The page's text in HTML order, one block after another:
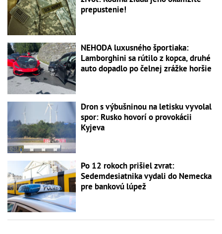
prepustenie!
NEHODA luxusného športiaka:
Lamborghini sa rútilo z kopca, druhé
auto dopadlo po čelnej zrážke horšie
Dron s výbušninou na letisku vyvolal
spor: Rusko hovorí o provokácii
Kyjeva
Po 12 rokoch prišiel zvrat:
Sedemdesiatnika vydali do Nemecka
pre bankovú lúpež